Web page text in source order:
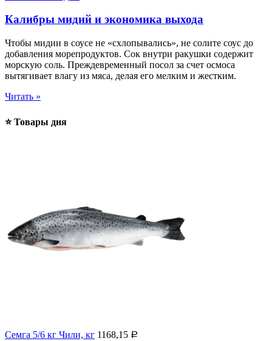
Калибры мидий и экономика выхода
Чтобы мидии в соусе не «схлопывались», не солите соус до
добавления морепродуктов. Сок внутри ракушки содержит
морскую соль. Преждевременный посол за счет осмоса
вытягивает влагу из мяса, делая его мелким и жестким.
Читать »
⭐ Товары дня
Семга 5/6 кг Чили, кг 1168,15 Р